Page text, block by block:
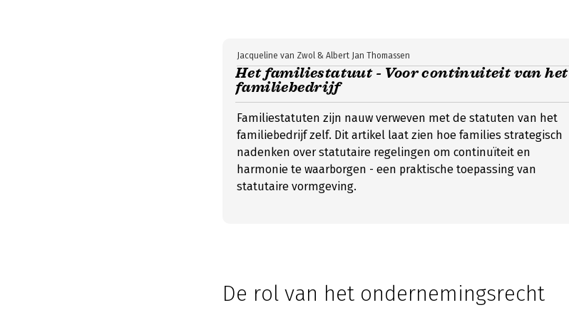
Het familiestatuut - Voor continuiteit van het
familiebedrijf
Jacqueline van Zwol & Albert Jan Thomassen
Familiestatuten zijn nauw verweven met de statuten van het
familiebedrijf zelf. Dit artikel laat zien hoe families strategisch
nadenken over statutaire regelingen om continuïteit en
harmonie te waarborgen - een praktische toepassing van
statutaire vormgeving.
De rol van het ondernemingsrecht